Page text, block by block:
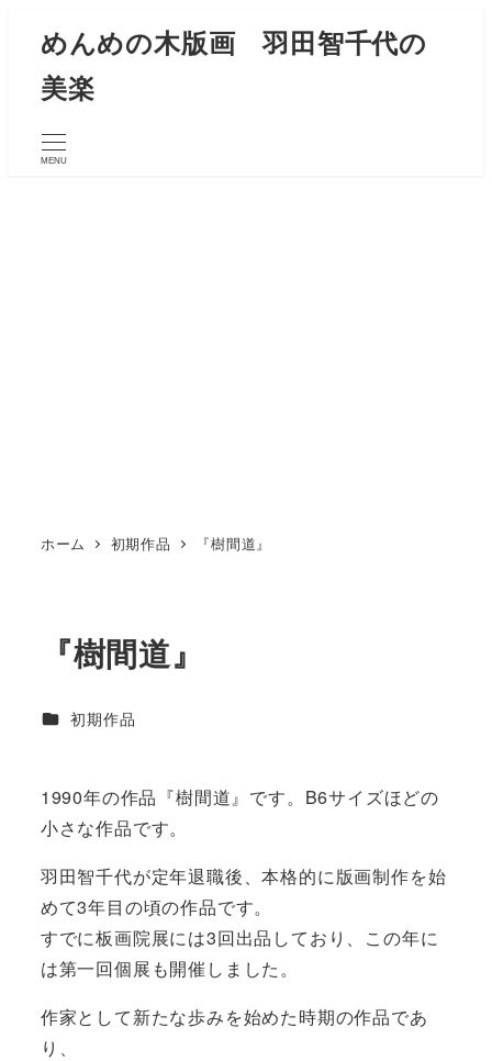
めんめの木版画 羽田智千代の
美楽
MENU
ホーム 初期作品 『樹間道』
『樹間道』
カテゴリー
初期作品
1990年の作品『樹間道』です。B6サイズほどの
小さな作品です。
羽田智千代が定年退職後、本格的に版画制作を始
めて3年目の頃の作品です。
すでに板画院展には3回出品しており、この年に
は第一回個展も開催しました。
作家として新たな歩みを始めた時期の作品であ
り、